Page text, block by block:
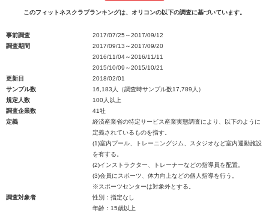
このフィットネスクラブランキングは、オリコンの以下の調査に基づいています。
事前調査
2017/07/25～2017/09/12
調査期間
2017/09/13～2017/09/20
2016/11/04～2016/11/11
2015/10/09～2015/10/21
更新日
2018/02/01
サンプル数
16,183人（調査時サンプル数17,789人）
規定人数
100人以上
調査企業数
41社
定義
経済産業省の特定サービス産業実態調査により、以下のように
定義されているものを指す。
(1)室内プール、トレーニングジム、スタジオなど室内運動施設
を有する。
(2)インストラクター、トレーナーなどの指導員を配置。
(3)会員にスポーツ、体力向上などの個人指導を行う。
※スポーツセンターは対象外とする。
調査対象者
性別：指定なし
年齢：15歳以上